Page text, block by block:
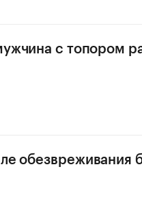
с топором
обезвреживания